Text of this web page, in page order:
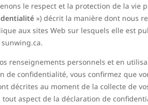
le respect et la protection de la
») décrit la manière dont nous
aux sites Web sur lesquels elle est
renseignements personnels et en
de confidentialité, vous confirmez que
décrites au moment de la collecte de
tout aspect de la déclaration de